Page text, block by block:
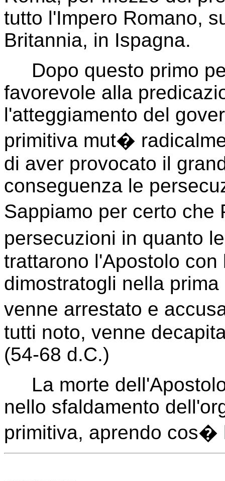
tutto l'Impero Romano,
Britannia, in Ispagna.
Dopo questo primo
favorevole alla
l'atteggiamento del
primitiva mut�
di aver provocato il
conseguenza le
Sappiamo per certo
persecuzioni in quanto
trattarono l'Apostolo
dimostratogli nella
venne arrestato e
tutti noto, venne
(54-68 d.C.)
La morte
nello sfaldamento
primitiva, aprendo cos�